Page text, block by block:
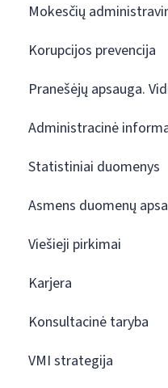
Mokesčių
Korupcijos prevencija
Pranešėjų apsauga.
Administracinė
Statistiniai duomenys
Asmens duomenų
Viešieji pirkimai
Karjera
Konsultacinė taryba
VMI strategija